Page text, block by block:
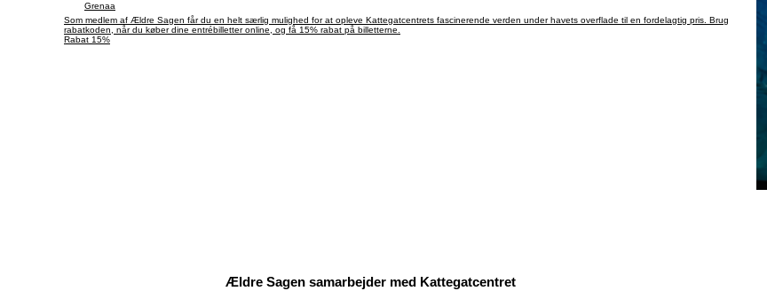
Grenaa
Som medlem af Ældre Sagen får du en helt særlig mulighed for at opleve Kattegatcentrets fascinerende verden under havets overflade til en fordelagtig pris. Brug
rabatkoden, når du køber dine entrébilletter online, og få 15% rabat på billetterne.
Rabat 15%
Ældre Sagen samarbejder med Kattegatcentret